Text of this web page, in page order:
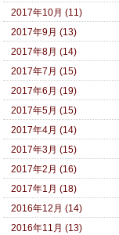
2017年10月 (11)
2017年9月 (13)
2017年8月 (14)
2017年7月 (15)
2017年6月 (19)
2017年5月 (15)
2017年4月 (14)
2017年3月 (15)
2017年2月 (16)
2017年1月 (18)
2016年12月 (14)
2016年11月 (13)